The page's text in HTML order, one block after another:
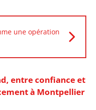
une opération
entre confiance et
à Montpellier